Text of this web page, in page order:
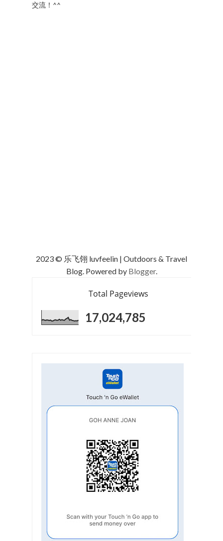
交流！^^
2023 © 乐飞翎 luvfeelin | Outdoors & Travel
Blog. Powered by Blogger.
Total Pageviews
17,024,785